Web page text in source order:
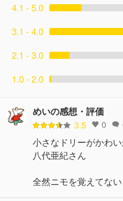
4.1 - 5.0
3.1 - 4.0
2.1 - 3.0
1.0 - 2.0
めいの感想・評価
3.5 0
小さなドリーがかわい
八代亜紀さん
全然ニモを覚えてな